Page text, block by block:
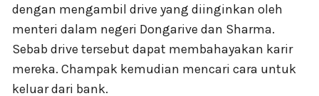
dengan mengambil drive yang diinginkan oleh
menteri dalam negeri Dongarive dan Sharma.
Sebab drive tersebut dapat membahayakan karir
mereka. Champak kemudian mencari cara untuk
keluar dari bank.